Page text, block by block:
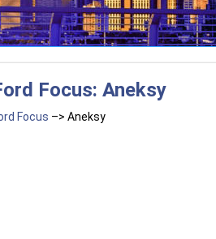
Focus: Aneksy
Focus –> Aneksy